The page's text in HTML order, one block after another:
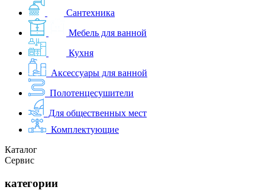
Сантехника
Мебель для ванной
Кухня
Аксессуары для ванной
Полотенцесушители
Для общественных мест
Комплектующие
Каталог
Сервис
категории